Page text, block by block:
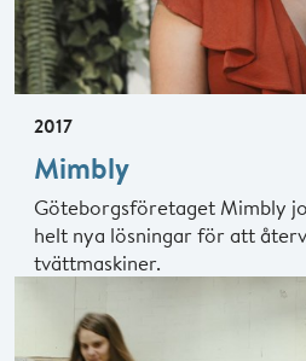
2017
Mimbly
Göteborgsföretaget Mimbly
helt nya lösningar för att
tvättmaskiner.